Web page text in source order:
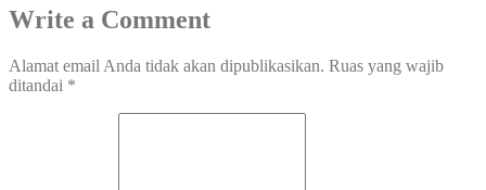
Write a Comment
Alamat email Anda tidak akan dipublikasikan. Ruas yang wajib
ditandai *